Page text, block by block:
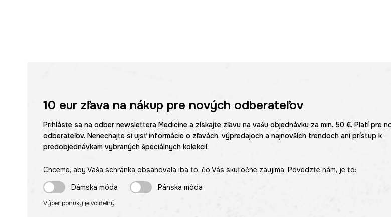
10 eurzľava na nákup pre nových odberateľov
Prihláste sa na odber newslettera Medicine a získajte zľavu na vašu objednávku za min. 50 €. Platí pre
odberateľov. Nenechajte si ujsť informácie o zľavách, výpredajoch a najnovších trendoch ani prístup k
predobjednávkam vybraných špeciálnych kolekcií.
Chceme, aby Vaša schránka obsahovala iba to, čo Vás skutočne zaujíma. Povedzte nám, je to:
Dámska móda
Pánska móda
Výber ponuky je voliteľný